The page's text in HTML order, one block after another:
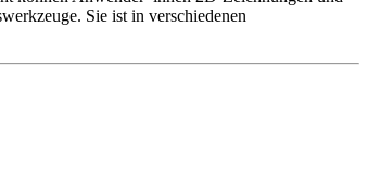
Sie ist in verschiedenen